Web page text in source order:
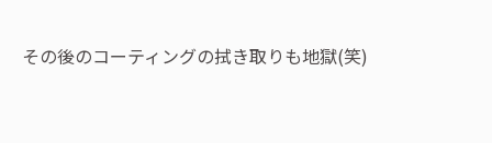
その後のコーティングの拭き取りも地獄(笑)